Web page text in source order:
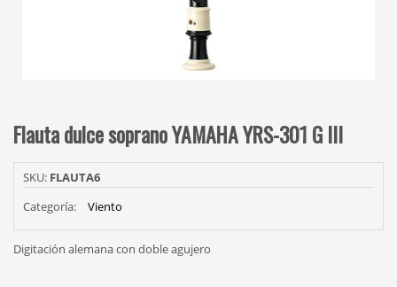
Flauta dulce soprano YAMAHA YRS-301 G III
SKU: FLAUTA6
Categoría:
Viento
Digitación alemana con doble agujero